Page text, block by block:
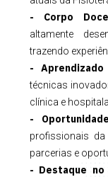
- Corpo
altamente
trazendo
-
técnicas
clínica e
-
profissionais
parcerias e
- Destaque no